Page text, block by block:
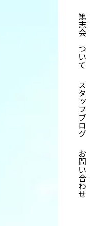
篤志会について
スタッフブログ
お問い合わせ